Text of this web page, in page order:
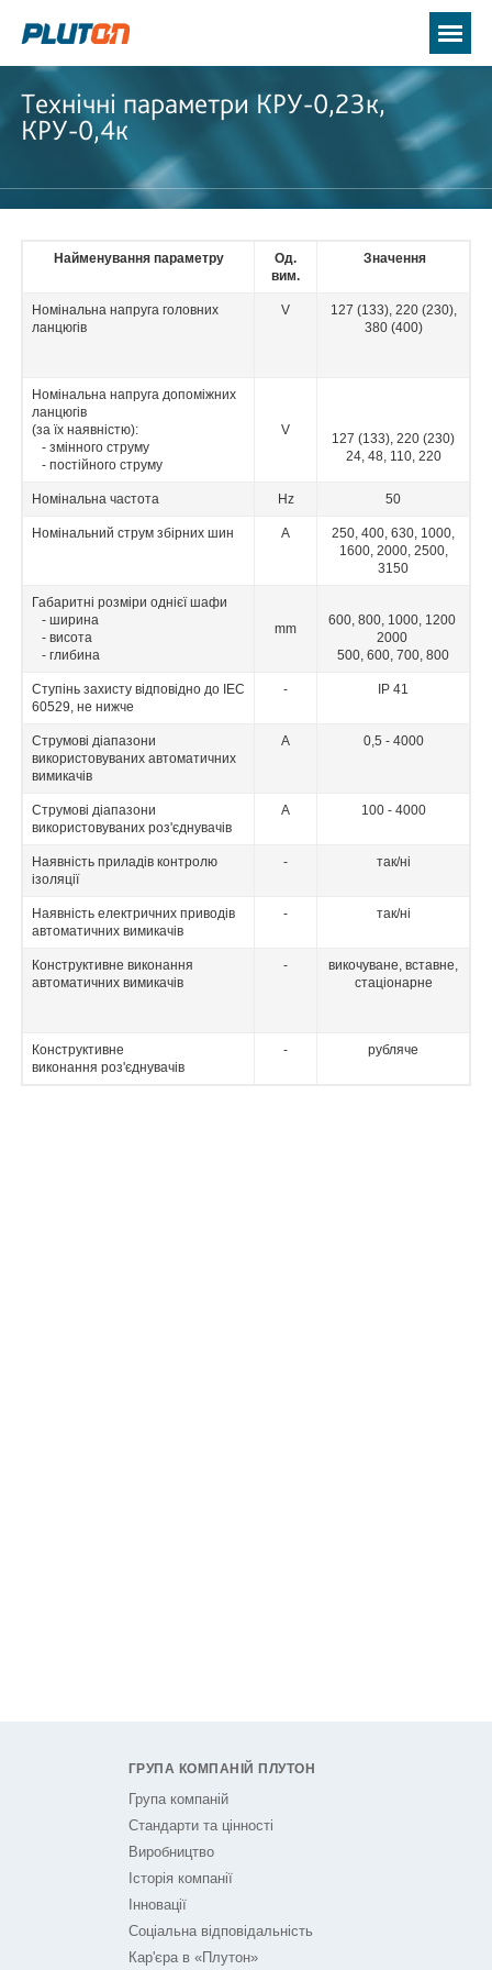
Технічні параметри КРУ-0,23к,
КРУ-0,4к
Найменування параметру
Од.
вим.
Значення
Номінальна напруга головних
ланцюгів
V
127 (133), 220 (230),
380 (400)
Номінальна напруга допоміжних
ланцюгів
(за їх наявністю):
- змінного струму
- постійного струму
V
127 (133), 220 (230)
24, 48, 110, 220
Номінальна частота Hz 50
Номінальний струм збірних шин А
250, 400, 630, 1000,
1600, 2000, 2500,
3150
Габаритні розміри однієї шафи
- ширина
- висота
- глибина
mm
600, 800, 1000, 1200
2000
500, 600, 700, 800
Ступінь захисту відповідно до IEC
60529, не нижче
- IP 41
Струмові діапазони
використовуваних автоматичних
вимикачів
А 0,5 - 4000
Струмові діапазони
використовуваних роз'єднувачів
А 100 - 4000
Наявність приладів контролю
ізоляції
- так/ні
Наявність електричних приводів
автоматичних вимикачів
- так/ні
Конструктивне виконання
автоматичних вимикачів
-
викочуване, вставне,
стацiонарне
Конструктивне
виконання роз'єднувачів
- рубляче
ГРУПА КОМПАНІЙ ПЛУТОН
Група компаній
Стандарти та цінності
Виробництво
Історія компанії
Інновації
Соціальна відповідальність
Кар'єра в «Плутон»